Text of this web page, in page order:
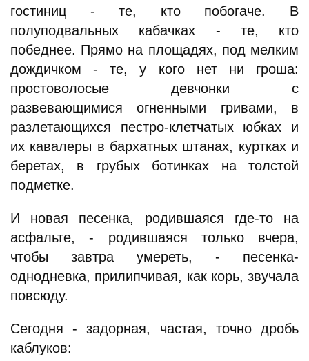
гостиниц - те, кто побогаче. В
полуподвальных кабачках - те, кто
победнее. Прямо на площадях, под мелким
дождичком - те, у кого нет ни гроша:
простоволосые девчонки с
развевающимися огненными гривами, в
разлетающихся пестро-клетчатых юбках и
их кавалеры в бархатных штанах, куртках и
беретах, в грубых ботинках на толстой
подметке.
И новая песенка, родившаяся где-то на
асфальте, - родившаяся только вчера,
чтобы завтра умереть, - песенка-
однодневка, прилипчивая, как корь, звучала
повсюду.
Сегодня - задорная, частая, точно дробь
каблуков: